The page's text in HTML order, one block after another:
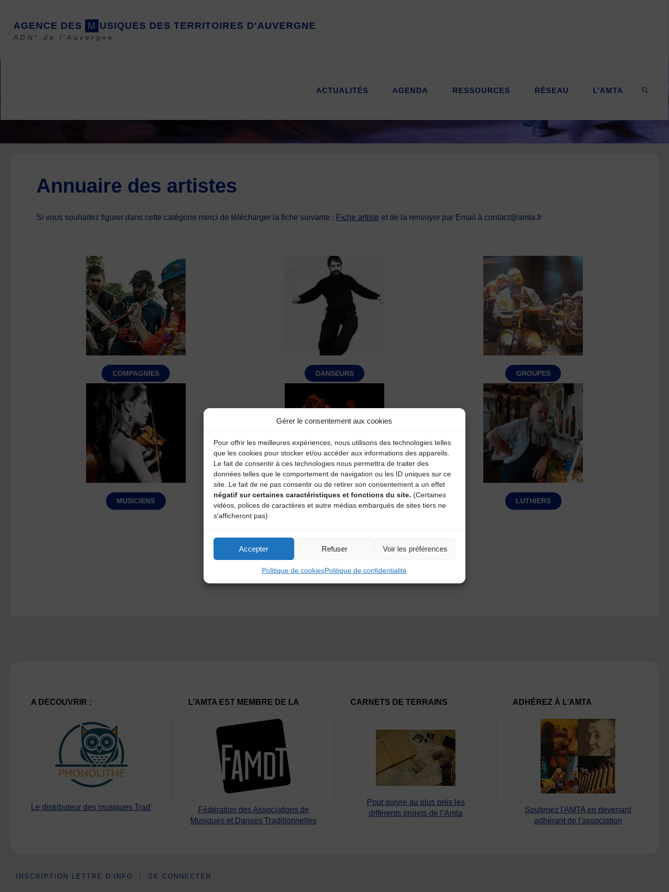
Gérer le consentement aux cookies
Pour offrir les meilleures expériences, nous utilisons des technologies telles
que les cookies pour stocker et/ou accéder aux informations des appareils.
Le fait de consentir à ces technologies nous permettra de traiter des
données telles que le comportement de navigation ou les ID uniques sur ce
site. Le fait de ne pas consentir ou de retirer son consentement a un effet
négatif sur certaines caractéristiques et fonctions du site. (Certaines
vidéos, polices de caractères et autre médias embarqués de sites tiers ne
s'afficheront pas)
Accepter Refuser Voir les préférences
Politique de cookiesPolitique de confidentialité
content
AGENCE DES M USIQUES DES TERRITOIRES D'AUVERGNE
ADN* de l'Auvergne
ACTUALITÉS AGENDA RESSOURCES RÉSEAU L’AMTA
Annuaire des artistes
Si vous souhaitez figurer dans cette catégorie merci de télécharger la fiche suivante : Fiche artiste et de la renvoyer par Email à contact@amta.fr
COMPAGNIES DANSEURS GROUPES
MUSICIENS SPECTACLES LUTHIERS
A DECOUVRIR :
Le distributeur des musiques Trad'
L’AMTA EST MEMBRE DE LA
Fédération des Associations de
Musiques et Danses Traditionnelles
CARNETS DE TERRAINS
Pour suivre au plus près les
différents projets de l’Amta
ADHÉREZ À L’AMTA
Soutenez l'AMTA en devenant
adhérant de l'association
INSCRIPTION LETTRE D’INFO SE CONNECTER